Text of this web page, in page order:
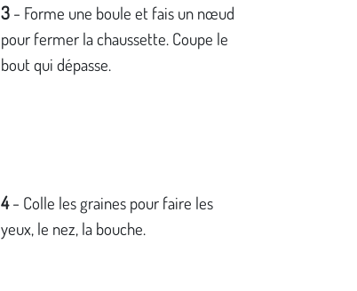
3- Forme une boule et fais un nœud
pour fermer la chaussette. Coupe le
bout qui dépasse.
4- Colle les graines pour faire les
yeux, le nez, la bouche.